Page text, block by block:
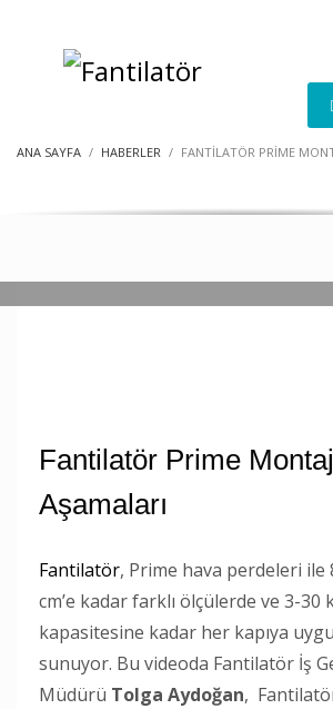
ANA SAYFA HABERLER FANTILATÖR PRIME
Fantilatör Prime Montaj
Aşamaları
Fantilatör, Prime hava perdeleri ile
cm’e kadar farklı ölçülerde ve 3-30
kapasitesine kadar her kapıya
sunuyor. Bu videoda Fantilatör İş
Müdürü Tolga Aydoğan,